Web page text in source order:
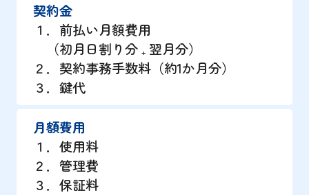
契約金
１．前払い月額費用
（初月日割り分 ₊ 翌月分）
２．契約事務手数料（約1か月分）
３．鍵代
月額費用
１．使用料
２．管理費
３．保証料